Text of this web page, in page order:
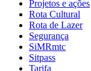
Projetos e ações
Rota Cultural
Rota de Lazer
Segurança
SiMRmtc
Sitpass
Tarifa